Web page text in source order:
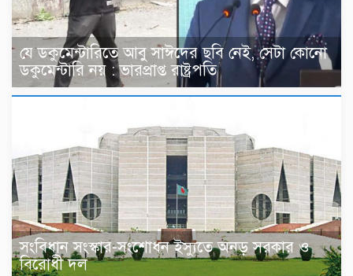
যে ডকুমেন্টারিতে আবু সাঈদের ছবি নেই, সেটা কোনো
ডকুমেন্টারি নয় : ভারপ্রাপ্ত রাষ্ট্রপতি
সংবিধান সংস্কার-সংশোধন ইস্যুতে অনড় সরকার ও
বিরোধী দল